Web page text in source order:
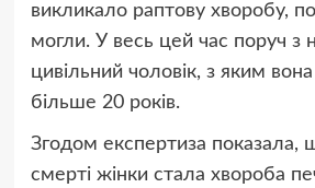
викликало раптову хворобу,
могли. У весь цей час поруч з
цивільний чоловік, з яким
більше 20 років.
Згодом експертиза показала,
смерті жінки стала хвороба